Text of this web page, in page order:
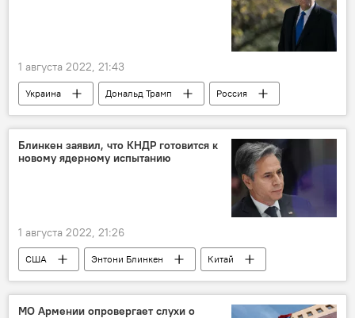
1 августа 2022, 21:43
Украина Дональд Трамп
Россия
Владимир Зеленский
Владимир Путин
ошибка
Блинкен заявил, что КНДР готовится к
новому ядерному испытанию
1 августа 2022, 21:26
США Энтони Блинкен Китай
МО Армении опровергает слухи о